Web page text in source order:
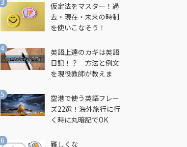
仮定法をマスター！過
去・現在・未来の時制
を使いこなそう！
英語上達のカギは英語
日記！？ 方法と例文
を現役教師が教えま
空港で使う英語フレー
ズ22選！海外旅行に行
く時に丸暗記でOK
難しくな